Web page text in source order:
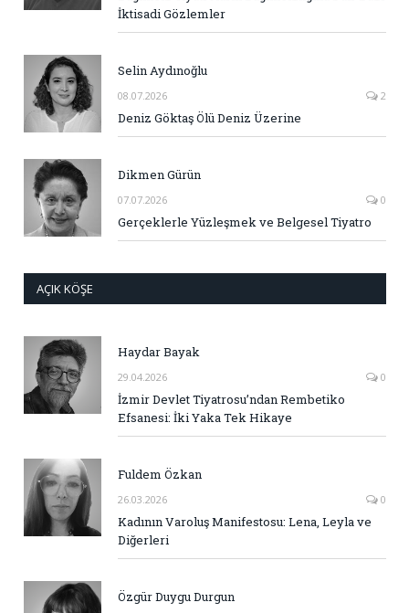
İktisadi Gözlemler
Selin Aydınoğlu
08.07.2026 2
Deniz Göktaş Ölü Deniz Üzerine
Dikmen Gürün
07.07.2026 0
Gerçeklerle Yüzleşmek ve Belgesel Tiyatro
AÇIK KÖŞE
Haydar Bayak
29.04.2026 0
İzmir Devlet Tiyatrosu’ndan Rembetiko
Efsanesi: İki Yaka Tek Hikaye
Fuldem Özkan
26.03.2026 0
Kadının Varoluş Manifestosu: Lena, Leyla ve
Diğerleri
Özgür Duygu Durgun